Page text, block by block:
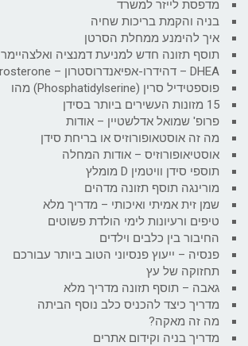
מדפסת לייזר למשרד
בניה והקמת בריכות שחיה
איך להימנע ממחלת הסרטן
תוסף תזונה חדש למניעת דמנציה ואלצהיימר
DHEA – דהידרו-אפיאנדרוסטרון – Dehydroepiandrosterone
פוספטידיל סרין (Phosphatidylserine) מהו
15 מזונות העשירים ביותר בסידן
פרופ' שמואל אדלשטיין – אודות
מה זה אוסטאופורוזיס או בריחת סידן
אוסטיאופורוזיס – אודות המחלה
תוספי סידן וויטמין D מומלץ
מורינגה תוסף תזונה מדהים
שמן זית אמיתי ואיכותי – מדריך מלא
טיפים ורעיונות לימי הולדת פשוטים
החיבור בין כלבים וילדים
פנסיה – ייעוץ פנסיוני הטוב ביותר עבורכם
תחזוקה של עץ
גאבה – תוסף תזונה מדריך מלא
מדריך כיצד להכניס כלב נוסף הביתה
מה זה מאקה?
מדריך בניה וקידום אתרים